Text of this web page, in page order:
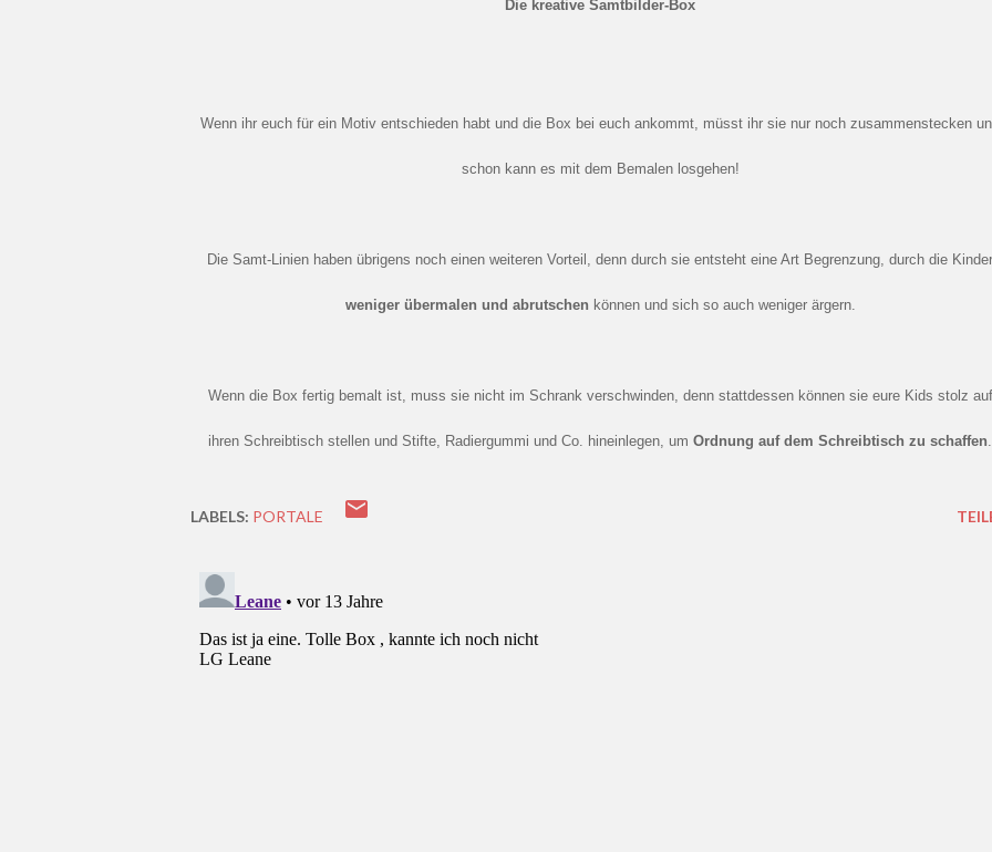
Die kreative Samtbilder-Box
Wenn ihr euch für ein Motiv entschieden habt und die Box bei euch ankommt, müsst ihr sie nur noch zusammenstecken und
schon kann es mit dem Bemalen losgehen!
Die Samt-Linien haben übrigens noch einen weiteren Vorteil, denn durch sie entsteht eine Art Begrenzung, durch die Kinder
weniger übermalen und abrutschen können und sich so auch weniger ärgern.
Wenn die Box fertig bemalt ist, muss sie nicht im Schrank verschwinden, denn stattdessen können sie eure Kids stolz auf
ihren Schreibtisch stellen und Stifte, Radiergummi und Co. hineinlegen, um Ordnung auf dem Schreibtisch zu schaffen
LABELS: PORTALE